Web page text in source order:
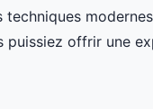
puissiez offrir une